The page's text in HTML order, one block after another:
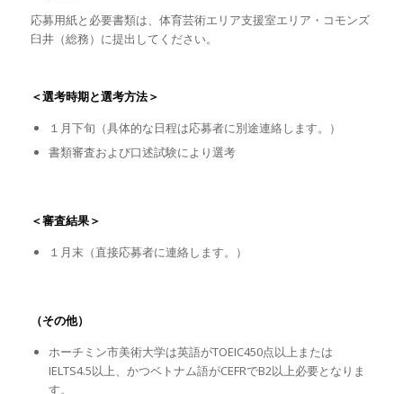
応募用紙と必要書類は、体育芸術エリア支援室エリア・コモンズ
臼井（総務）に提出してください。
＜選考時期と選考方法＞
１月下旬（具体的な日程は応募者に別途連絡します。）
書類審査および口述試験により選考
＜審査結果＞
１月末（直接応募者に連絡します。）
（その他）
ホーチミン市美術大学は英語がTOEIC450点以上または
IELTS4.5以上、かつベトナム語がCEFRでB2以上必要となりま
す。